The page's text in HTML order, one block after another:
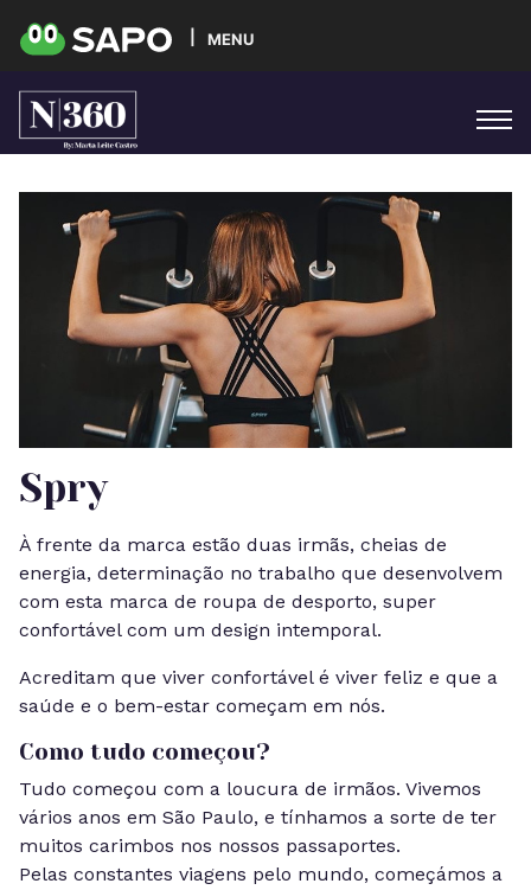
MENU
Spry
À frente da marca estão duas irmãs, cheias de
energia, determinação no trabalho que desenvolvem
com esta marca de roupa de desporto, super
confortável com um design intemporal.
Acreditam que viver confortável é viver feliz e que a
saúde e o bem-estar começam em nós.
Como tudo começou?
Tudo começou com a loucura de irmãos. Vivemos
vários anos em São Paulo, e tínhamos a sorte de ter
muitos carimbos nos nossos passaportes.
Pelas constantes viagens pelo mundo, começámos a